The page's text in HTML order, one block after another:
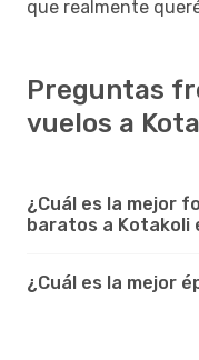
que realmente
Preguntas
vuelos a
¿Cuál es la mejor
baratos a Kotakoli
¿Cuál es la mejor